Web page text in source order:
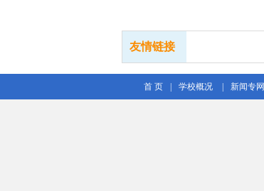
友情链接
首 页 学校概况 新闻专网